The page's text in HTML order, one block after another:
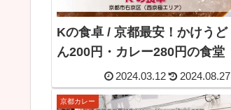
Kの食卓 / 京都最安！かけうど
ん200円・カレー280円の食堂
2024.03.12 2024.08.27
京都カレー